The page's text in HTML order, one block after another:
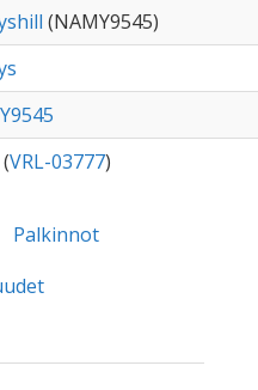
(NAMY9545)
VRL-03777)
Palkinnot